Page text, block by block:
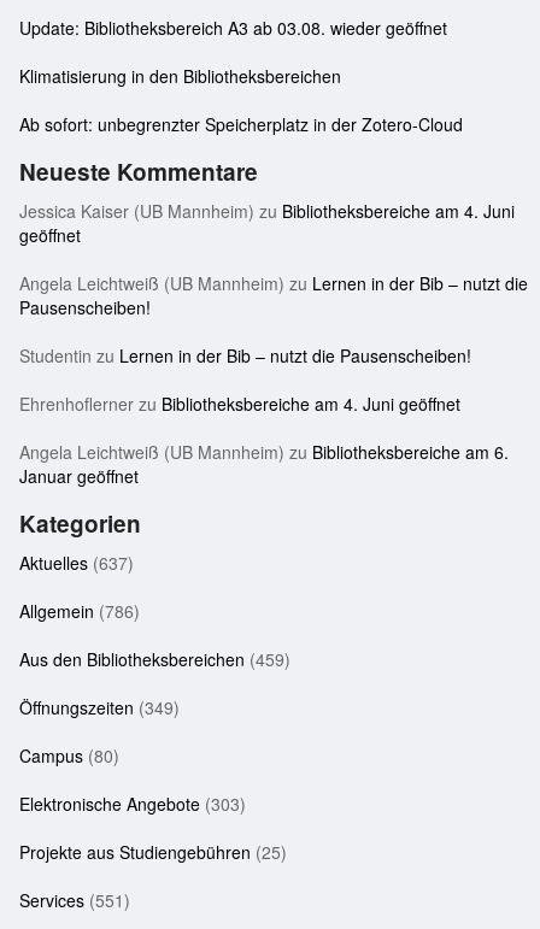
Update: Bibliotheksbereich A3 ab 03.08. wieder geöffnet
Klimatisierung in den Bibliotheksbereichen
Ab sofort: unbegrenzter Speicherplatz in der Zotero-Cloud
Neueste Kommentare
Jessica Kaiser (UB Mannheim) zu Bibliotheksbereiche am 4. Juni
geöffnet
Angela Leichtweiß (UB Mannheim) zu Lernen in der Bib – nutzt die
Pausenscheiben!
Studentin zu Lernen in der Bib – nutzt die Pausenscheiben!
Ehrenhoflerner zu Bibliotheksbereiche am 4. Juni geöffnet
Angela Leichtweiß (UB Mannheim) zu Bibliotheksbereiche am 6.
Januar geöffnet
Kategorien
Aktuelles (637)
Allgemein (786)
Aus den Bibliotheksbereichen (459)
Öffnungszeiten (349)
Campus (80)
Elektronische Angebote (303)
Projekte aus Studiengebühren (25)
Services (551)